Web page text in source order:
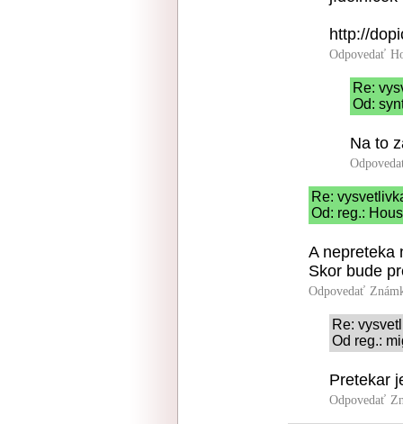
http://
Odpovedať
Re:
Od:
Na to
Re:
Od: reg.:
A nepreteka
Skor bude
Odpovedať
Re:
Od reg.:
Pretekar
Odpovedať